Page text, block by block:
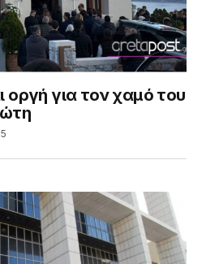
οργή για τον χαμό του